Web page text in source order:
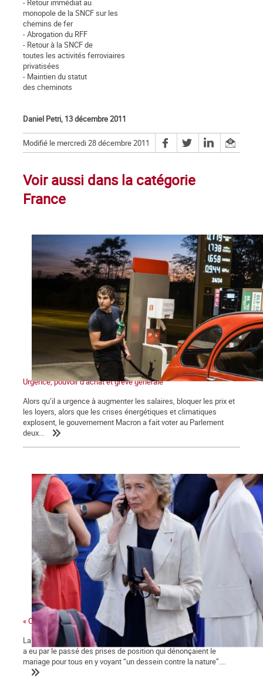
- Retour immédiat au
monopole de la SNCF sur les
chemins de fer
- Abrogation du RFF
- Retour à la SNCF de
toutes les activités ferroviaires
privatisées
- Maintien du statut
des cheminots
Daniel Petri, 13 décembre 2011
Modifié le mercredi 28 décembre 2011
Voir aussi dans la catégorie
France
Urgence, pouvoir d’achat et grève générale
Alors qu’il a urgence à augmenter les salaires, bloquer les prix et
les loyers, alors que les crises énergétiques et climatiques
explosent, le gouvernement Macron a fait voter au Parlement
deux...
« Ces gens-là »
La ministre des collectivités territoriales, issue des Républicains,
a eu par le passé des prises de position qui dénonçaient le
mariage pour tous en y voyant “un dessein contre la nature”....